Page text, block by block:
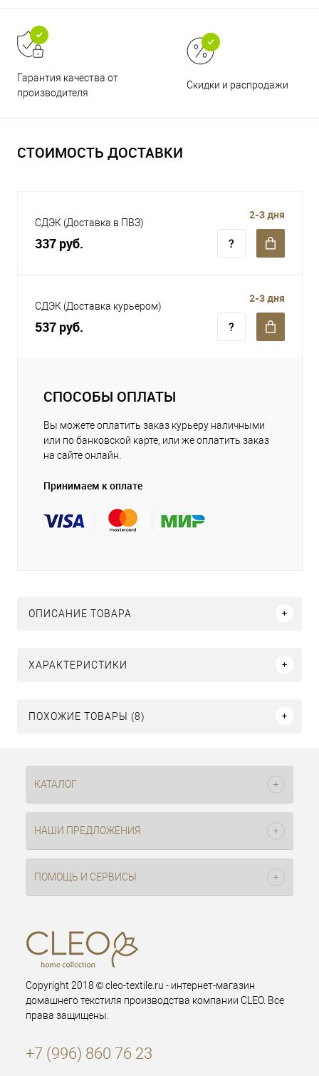
Гарантия качества от
производителя
Скидки и распродажи
СТОИМОСТЬ ДОСТАВКИ
СДЭК (Доставка в ПВЗ)
337 руб.
2-3 дня
СДЭК (Доставка курьером)
537 руб.
2-3 дня
СПОСОБЫ ОПЛАТЫ
Вы можете оплатить заказ курьеру наличными
или по банковской карте, или же оплатить заказ
на сайте онлайн.
Принимаем к оплате
ОПИСАНИЕ ТОВАРА
ХАРАКТЕРИСТИКИ
ПОХОЖИЕ ТОВАРЫ (8)
КАТАЛОГ
НАШИ ПРЕДЛОЖЕНИЯ
ПОМОЩЬ И СЕРВИСЫ
Copyright 2018 © cleo-textile.ru - интернет-магазин
домашнего текстиля производства компании CLEO. Все
права защищены.
+7 (996) 860 76 23